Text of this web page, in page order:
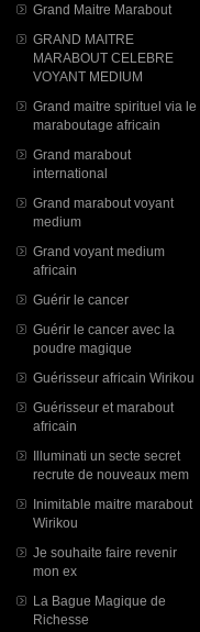
Grand Maitre Marabout
GRAND MAITRE
MARABOUT CELEBRE
VOYANT MEDIUM
Grand maitre spirituel via le
maraboutage africain
Grand marabout
international
Grand marabout voyant
medium
Grand voyant medium
africain
Guérir le cancer
Guérir le cancer avec la
poudre magique
Guérisseur africain Wirikou
Guérisseur et marabout
africain
Illuminati un secte secret
recrute de nouveaux mem
Inimitable maitre marabout
Wirikou
Je souhaite faire revenir
mon ex
La Bague Magique de
Richesse